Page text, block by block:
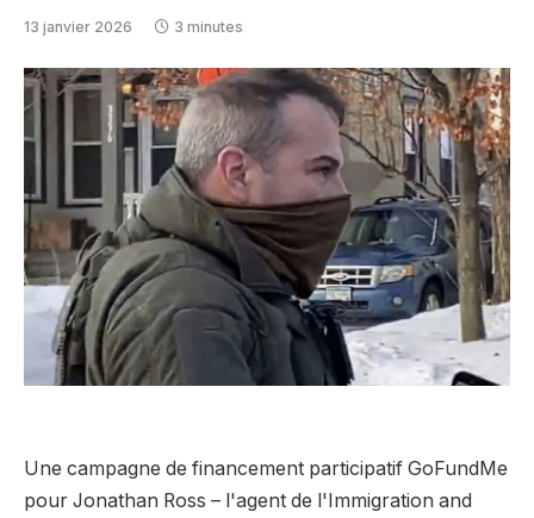
13 janvier 2026 3 minutes
Une campagne de financement participatif GoFundMe
pour Jonathan Ross – l'agent de l'Immigration and